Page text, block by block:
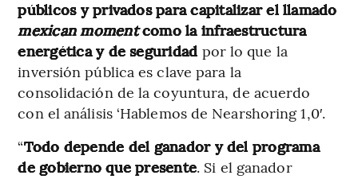
públicos y privados para capitalizar el llamado
mexican momentcomo la infraestructura
energética y de seguridad por lo que la
inversión pública es clave para la
consolidación de la coyuntura, de acuerdo
con el análisis ‘Hablemos de Nearshoring 1,0′.
“Todo depende del ganador y del programa
de gobierno que presente. Si el ganador